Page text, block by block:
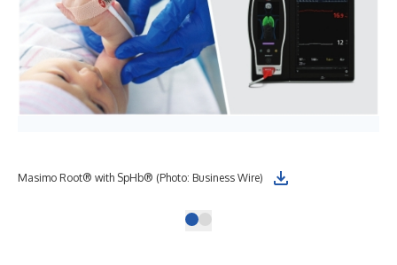
Masimo Root® with SpHb® (Photo: Business Wire)